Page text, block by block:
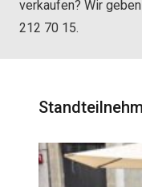
verkaufen? Wir
212 70 15.